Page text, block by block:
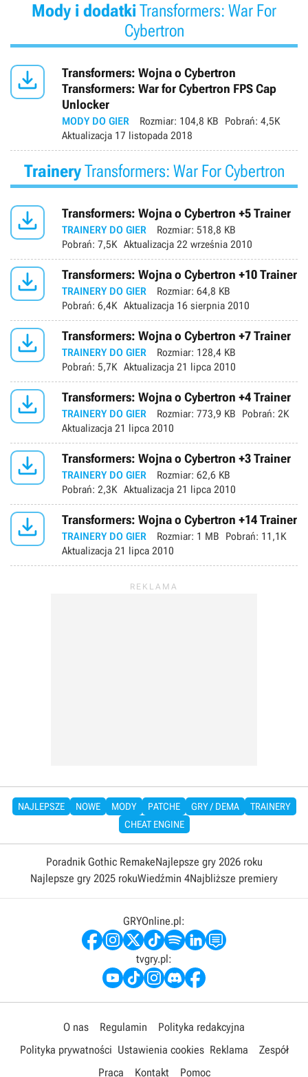
Mody i dodatkiTransformers: War For
Cybertron

Transformers: Wojna o Cybertron
Transformers: War for Cybertron FPS Cap
Unlocker
MODY DO GIER Rozmiar: 104,8 KB Pobrań: 4,5K
Aktualizacja 17 listopada 2018
TraineryTransformers: War For Cybertron
 Transformers: Wojna o Cybertron +5 Trainer
TRAINERY DO GIER Rozmiar: 518,8 KB
Pobrań: 7,5K Aktualizacja 22 września 2010
 Transformers: Wojna o Cybertron +10 Trainer
TRAINERY DO GIER Rozmiar: 64,8 KB
Pobrań: 6,4K Aktualizacja 16 sierpnia 2010
 Transformers: Wojna o Cybertron +7 Trainer
TRAINERY DO GIER Rozmiar: 128,4 KB
Pobrań: 5,7K Aktualizacja 21 lipca 2010
 Transformers: Wojna o Cybertron +4 Trainer
TRAINERY DO GIER Rozmiar: 773,9 KB Pobrań: 2K
Aktualizacja 21 lipca 2010
 Transformers: Wojna o Cybertron +3 Trainer
TRAINERY DO GIER Rozmiar: 62,6 KB
Pobrań: 2,3K Aktualizacja 21 lipca 2010
 Transformers: Wojna o Cybertron +14 Trainer
TRAINERY DO GIER Rozmiar: 1 MB Pobrań: 11,1K
Aktualizacja 21 lipca 2010
NAJLEPSZE NOWE MODY PATCHE GRY / DEMA
TRAINERY
CHEAT ENGINE
Poradnik Gothic RemakeNajlepsze gry 2026 roku
Najlepsze gry 2025 rokuWiedźmin 4Najbliższe premiery
GRYOnline.pl:
tvgry.pl:
O nas Regulamin
Polityka redakcyjna
Polityka prywatności Ustawienia cookies Reklama
Zespół
Praca
Kontakt Pomoc